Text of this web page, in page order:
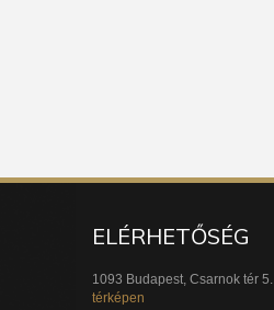
ELÉRHETŐSÉG
1093 Budapest, Csarnok tér 5.
térképen